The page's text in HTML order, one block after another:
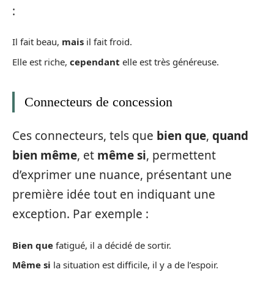
:
Il fait beau, mais il fait froid.
Elle est riche, cependant elle est très généreuse.
Connecteurs de concession
Ces connecteurs, tels que bien que, quand
bien même, et même si, permettent
d’exprimer une nuance, présentant une
première idée tout en indiquant une
exception. Par exemple :
Bien que fatigué, il a décidé de sortir.
Même si la situation est difficile, il y a de l’espoir.